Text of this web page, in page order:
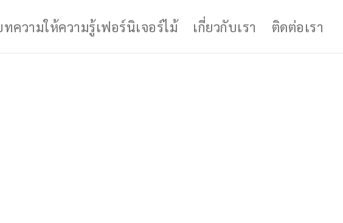
ความให้ความรู้เฟอร์นิเจอร์ไม้ เกี่ยวกับเรา ติดต่อเรา